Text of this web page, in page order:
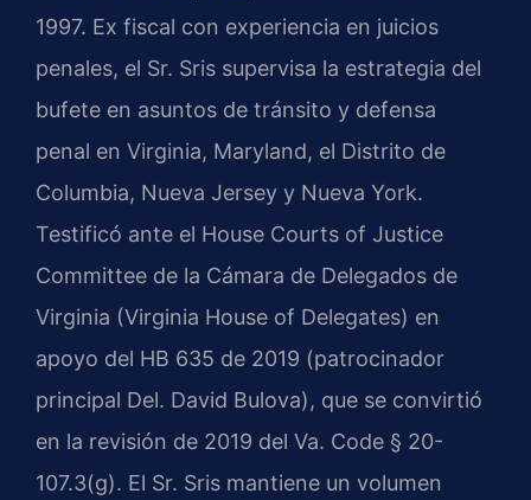
1997. Ex fiscal con experiencia en juicios
penales, el Sr. Sris supervisa la estrategia del
bufete en asuntos de tránsito y defensa
penal en Virginia, Maryland, el Distrito de
Columbia, Nueva Jersey y Nueva York.
Testificó ante el House Courts of Justice
Committee de la Cámara de Delegados de
Virginia (Virginia House of Delegates) en
apoyo del HB 635 de 2019 (patrocinador
principal Del. David Bulova), que se convirtió
en la revisión de 2019 del Va. Code § 20-
107.3(g). El Sr. Sris mantiene un volumen